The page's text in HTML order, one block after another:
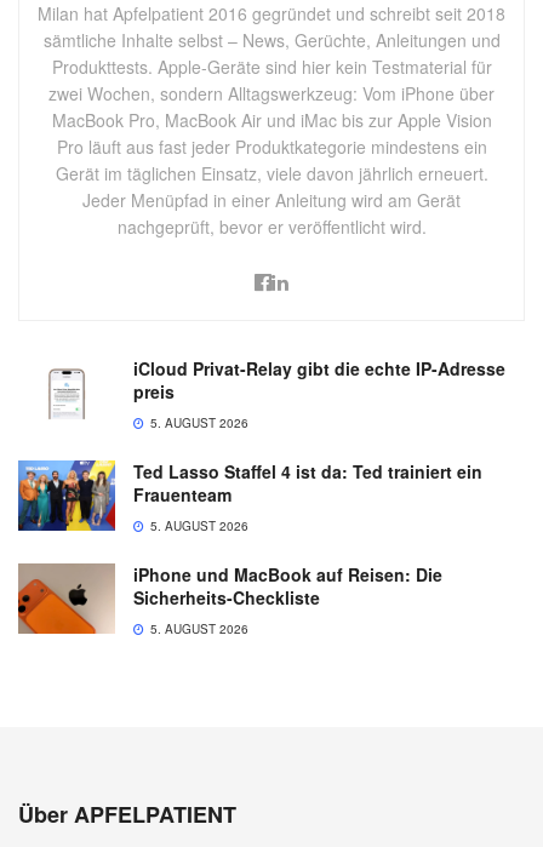
Milan hat Apfelpatient 2016 gegründet und schreibt seit 2018
sämtliche Inhalte selbst – News, Gerüchte, Anleitungen und
Produkttests. Apple-Geräte sind hier kein Testmaterial für
zwei Wochen, sondern Alltagswerkzeug: Vom iPhone über
MacBook Pro, MacBook Air und iMac bis zur Apple Vision
Pro läuft aus fast jeder Produktkategorie mindestens ein
Gerät im täglichen Einsatz, viele davon jährlich erneuert.
Jeder Menüpfad in einer Anleitung wird am Gerät
nachgeprüft, bevor er veröffentlicht wird.
iCloud Privat-Relay gibt die echte IP-Adresse
preis
5. AUGUST 2026
Ted Lasso Staffel 4 ist da: Ted trainiert ein
Frauenteam
5. AUGUST 2026
iPhone und MacBook auf Reisen: Die
Sicherheits-Checkliste
5. AUGUST 2026
Über APFELPATIENT